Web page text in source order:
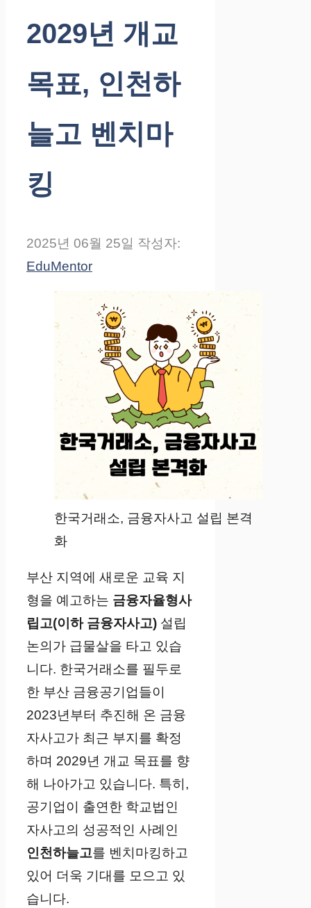
2029년 개교
목표, 인천하
늘고 벤치마
킹
2025년 06월 25일 작성자:
EduMentor
한국거래소, 금융자사고 설립 본격
화
부산 지역에 새로운 교육 지
형을 예고하는 금융자율형사
립고(이하 금융자사고) 설립
논의가 급물살을 타고 있습
니다. 한국거래소를 필두로
한 부산 금융공기업들이
2023년부터 추진해 온 금융
자사고가 최근 부지를 확정
하며 2029년 개교 목표를 향
해 나아가고 있습니다. 특히,
공기업이 출연한 학교법인
자사고의 성공적인 사례인
인천하늘고를 벤치마킹하고
있어 더욱 기대를 모으고 있
습니다.